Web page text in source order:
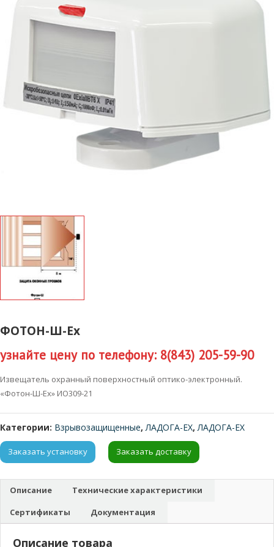
ФОТОН-Ш-Ех
узнайте цену по телефону: 8(843) 205-59-90
Извещатель охранный поверхностный оптико-электронный.
«Фотон-Ш-Ех» ИО309-21
Категории: Взрывозащищенные, ЛАДОГА-EX, ЛАДОГА-EX
Заказать установку Заказать доставку
Описание
Технические характеристики
Сертификаты
Документация
Описание товара